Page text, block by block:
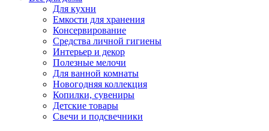
Для кухни
Емкости для хранения
Консервирование
Средства личной гигиены
Интерьер и декор
Полезные мелочи
Для ванной комнаты
Новогодняя коллекция
Копилки, сувениры
Детские товары
Свечи и подсвечники